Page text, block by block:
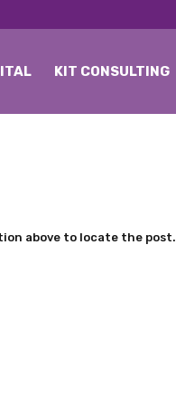
KIT CONSULTING
above to locate the post.